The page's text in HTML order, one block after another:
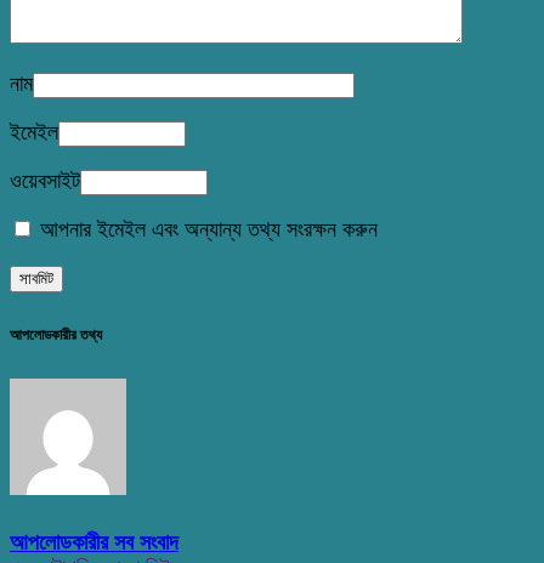
নাম
ইমেইল
ওয়েবসাইট
আপনার ইমেইল এবং অন্যান্য তথ্য সংরক্ষন করুন
আপলোডকারীর তথ্য
আপলোডকারীর সব সংবাদ